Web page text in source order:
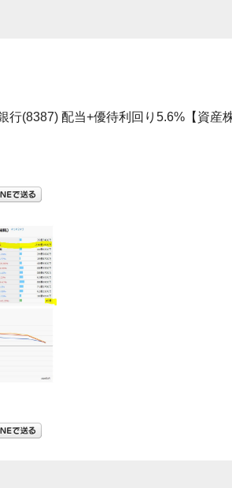
行(8387) 配当+優待利回り5.6%【資産